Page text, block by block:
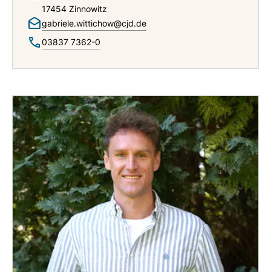
17454 Zinnowitz
gabriele.wittichow@cjd.de
03837 7362-0